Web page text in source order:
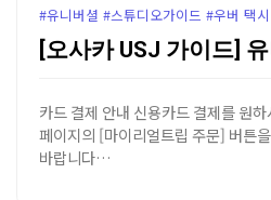
#유니버셜 #스튜디오가이드 #우버 택
카드 결제 안내 신용카드 결제를 원
페이지의 [마이리얼트립 주문] 버튼
바랍니다…